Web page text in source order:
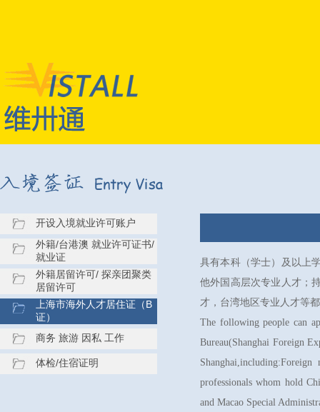
开设入境就业许可账户
外籍/台港澳 就业许可证书/
就业证
外籍居留许可/ 探亲团聚类
居留许可
上海市海外人才居住证（B
证）
商务 旅游 因私 工作
体检/住宿证明
具有本科（学士）及以上
他外国高层次专业人才；
才，台湾地区专业人才等
The following people can
Bureau(Shanghai Foreign
Shanghai,including:Foreign
professionals whom hold
and Macao Special